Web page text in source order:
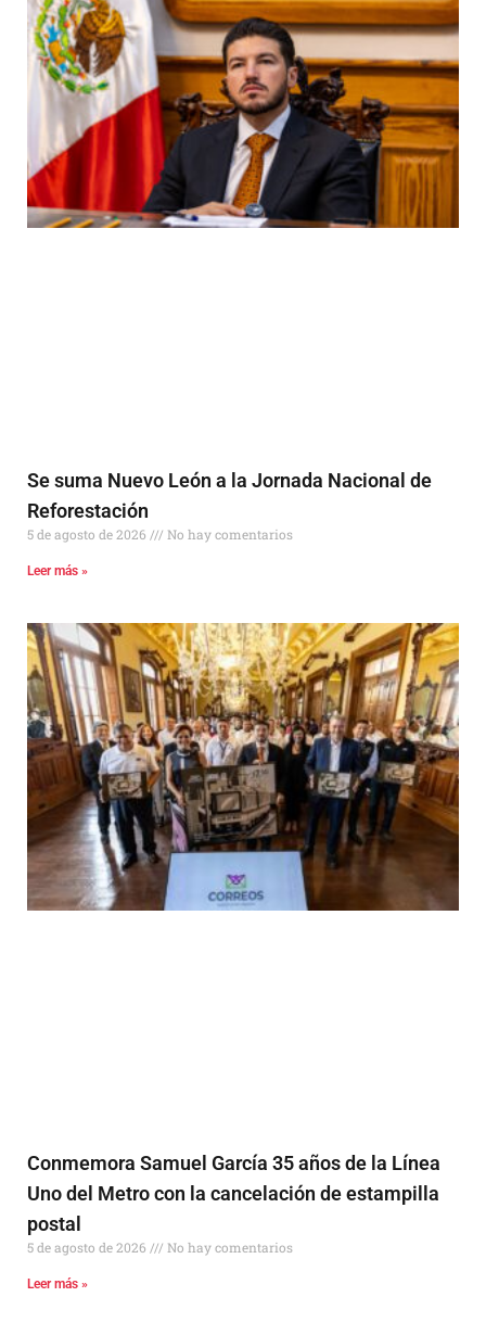
Se suma Nuevo León a la Jornada Nacional de
Reforestación
5 de agosto de 2026 No hay comentarios
Leer más »
Conmemora Samuel García 35 años de la Línea
Uno del Metro con la cancelación de estampilla
postal
5 de agosto de 2026 No hay comentarios
Leer más »